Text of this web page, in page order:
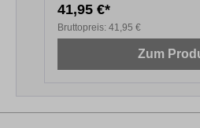
41,95 €*
Bruttopreis: 41,95 €
Zum